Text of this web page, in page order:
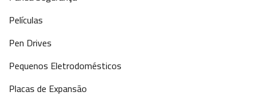
Películas
Pen Drives
Pequenos Eletrodomésticos
Placas de Expansão